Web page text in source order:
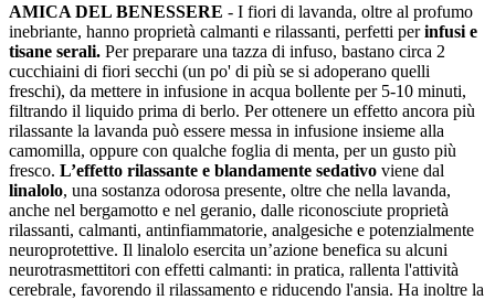
AMICA DEL BENESSERE - I fiori di lavanda, oltre al profumo
inebriante, hanno proprietà calmanti e rilassanti, perfetti perinfusi e
tisane serali. Per preparare una tazza di infuso, bastano circa 2
cucchiaini di fiori secchi (un po' di più se si adoperano quelli
freschi), da mettere in infusione in acqua bollente per 5-10 minuti,
filtrando il liquido prima di berlo. Per ottenere un effetto ancora più
rilassante la lavanda può essere messa in infusione insieme alla
camomilla, oppure con qualche foglia di menta, per un gusto più
fresco. L’effetto rilassante e blandamente sedativo viene dal
linalolo, una sostanza odorosa presente, oltre che nella lavanda,
anche nel bergamotto e nel geranio, dalle riconosciute proprietà
rilassanti, calmanti, antinfiammatorie, analgesiche e potenzialmente
neuroprotettive. Il linalolo esercita un’azione benefica su alcuni
neurotrasmettitori con effetti calmanti: in pratica, rallenta l'attività
cerebrale, favorendo il rilassamento e riducendo l'ansia. Ha inoltre la